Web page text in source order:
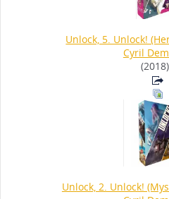
Unlock, 5. Unlock!
Cyril
(2018)
Unlock, 2. Unlock!